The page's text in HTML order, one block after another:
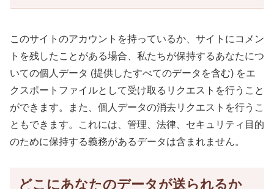
このサイトのアカウントを持っているか、サイトにコメン
トを残したことがある場合、私たちが保持するあなたにつ
いての個人データ (提供したすべてのデータを含む) をエ
クスポートファイルとして受け取るリクエストを行うこと
ができます。また、個人データの消去リクエストを行うこ
ともできます。これには、管理、法律、セキュリティ目的
のために保持する義務があるデータは含まれません。
どこにあなたのデータが送られるか